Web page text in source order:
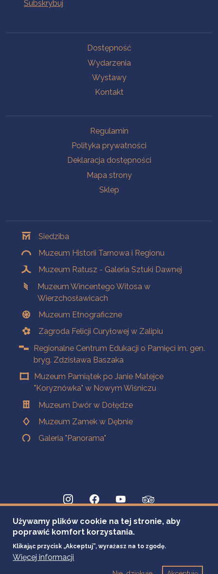
Dostępność
Wydarzenia
Wystawy
Kontakt
Regulamin
Polityka prywatności
Deklaracja dostępności
Mapa strony
Sklep
Siedziba
Muzeum Historii Tarnowa i Regionu
Muzeum Ratusz - Galeria Sztuki Dawnej
Muzeum Wincentego Witosa w
Wierzchosławicach
Muzeum Etnograficzne
Zagroda Felicji Curyłowej w Zalipiu
Regionalne Centrum Edukacji o Pamięci im. gen.
bryg. Zdzisława Baszaka
Muzeum Pamiątek po Janie Matejce
"Koryznówka" w Nowym Wiśniczu
Muzeum Dwór w Dołędze
Muzeum Zamek w Dębnie
Galeria "Panorama"
Używamy plików cookie na tej stronie, aby
poprawić komfort korzystania.
Klikając przycisk „Akceptuj”, wyrażasz na to zgodę.
Więcej informacji